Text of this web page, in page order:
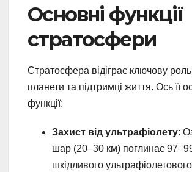
Основні функції
стратосфери
Стратосфера відіграє ключову роль
планети та підтримці життя. Ось її
функції:
Захист від ультрафіолету:
шар (20–30 км) поглинає
шкідливого ультрафіолетового